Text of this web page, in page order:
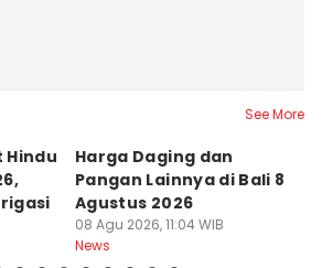
See More
Hindu
Harga Daging dan
Pangan Lainnya di Bali 8
Agustus 2026
08 Agu 2026, 11:04 WIB
News